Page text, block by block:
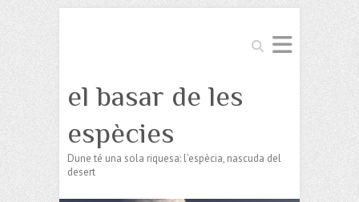
Search
el basar de les
espècies
Dune té una sola riquesa: l’espècia, nascuda del
desert